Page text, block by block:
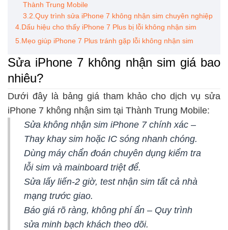
Thành Trung Mobile
3.2.Quy trình sửa iPhone 7 không nhận sim chuyên nghiệp
4.Dấu hiệu cho thấy iPhone 7 Plus bị lỗi không nhận sim
5.Mẹo giúp iPhone 7 Plus tránh gặp lỗi không nhận sim
Sửa iPhone 7 không nhận sim giá bao
nhiêu?
Dưới đây là bảng giá tham khảo cho dịch vụ sửa
iPhone 7 không nhận sim tại Thành Trung Mobile:
Sửa không nhận sim iPhone 7 chính xác –
Thay khay sim hoặc IC sóng nhanh chóng.
Dùng máy chẩn đoán chuyên dụng kiểm tra
lỗi sim và mainboard triệt để.
Sửa lấy liến-2 giờ, test nhận sim tất cả nhà
mạng trước giao.
Báo giá rõ ràng, không phí ẩn – Quy trình
sửa minh bạch khách theo dõi.